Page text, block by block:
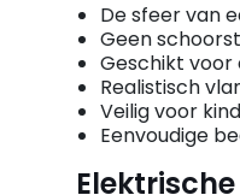
De sfeer van
Geen
Geschikt
Realistisch
Veilig voor
Eenvoudige